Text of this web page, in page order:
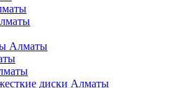
Алматы
диски Алматы